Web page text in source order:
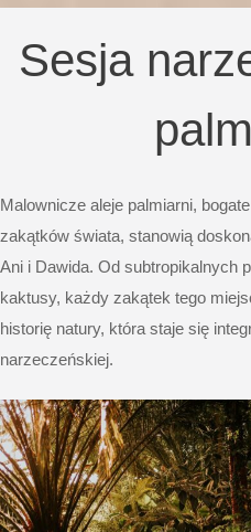
Sesja
Malownicze aleje palmiarni,
zakątków świata, stanowią
Ani i Dawida. Od subtropikalnych
kaktusy, każdy zakątek tego
historię natury, która staje się
narzeczeńskiej.